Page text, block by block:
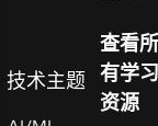
技术主题
查看所
有学习
资源